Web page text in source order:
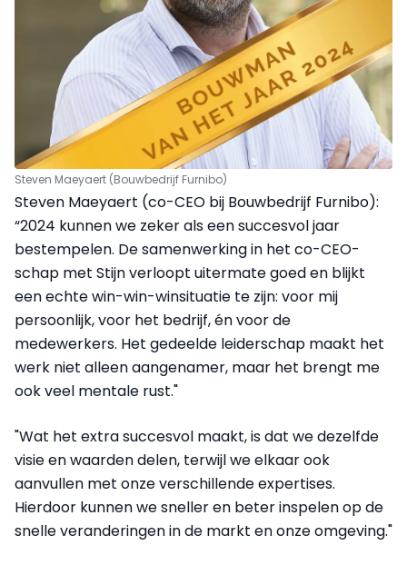
Steven Maeyaert (Bouwbedrijf Furnibo)
Steven Maeyaert (co-CEO bij Bouwbedrijf Furnibo):
“2024 kunnen we zeker als een succesvol jaar
bestempelen. De samenwerking in het co-CEO-
schap met Stijn verloopt uitermate goed en blijkt
een echte win-win-winsituatie te zijn: voor mij
persoonlijk, voor het bedrijf, én voor de
medewerkers. Het gedeelde leiderschap maakt het
werk niet alleen aangenamer, maar het brengt me
ook veel mentale rust."
"Wat het extra succesvol maakt, is dat we dezelfde
visie en waarden delen, terwijl we elkaar ook
aanvullen met onze verschillende expertises.
Hierdoor kunnen we sneller en beter inspelen op de
snelle veranderingen in de markt en onze omgeving."